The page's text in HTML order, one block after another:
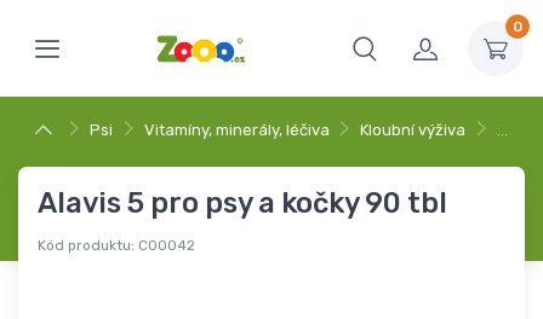
0
Psi Vitamíny, minerály, léčiva Kloubní výživa …
Alavis 5 pro psy a kočky 90 tbl
Kód produktu: C00042